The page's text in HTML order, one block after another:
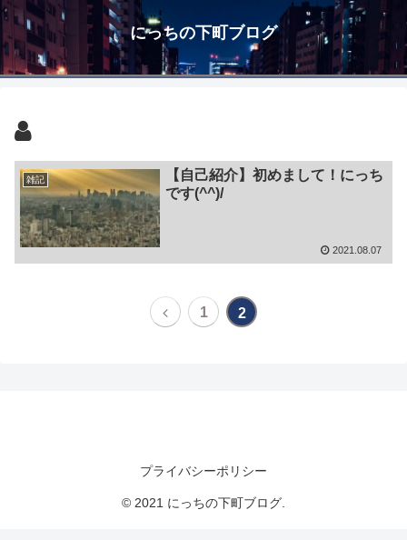
にっちの下町ブログ
雑記
【自己紹介】初めまして！にっち
です(^^)/
2021.08.07
1 2
プライバシーポリシー
© 2021 にっちの下町ブログ.